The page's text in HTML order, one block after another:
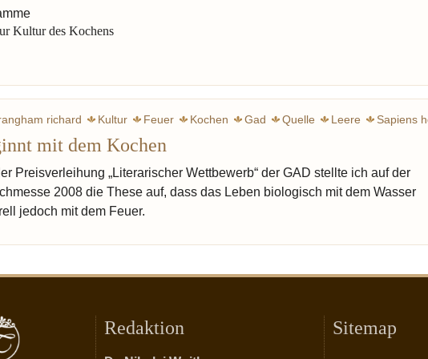
Kultur des Kochens
richard Kultur Feuer Kochen Gad Quelle Leere
Sapiens
mit dem Kochen
Preisverleihung „Literarischer Wettbewerb“ der GAD stellte ich auf der
2008 die These auf, dass das Leben biologisch mit dem Wasser
jedoch mit dem Feuer.
Redaktion Sitemap